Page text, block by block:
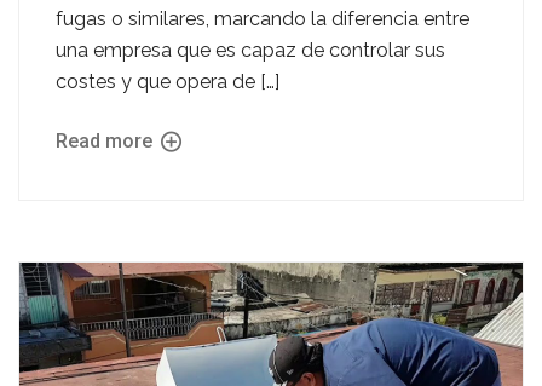
fugas o similares, marcando la diferencia entre
una empresa que es capaz de controlar sus
costes y que opera de […]
Read more